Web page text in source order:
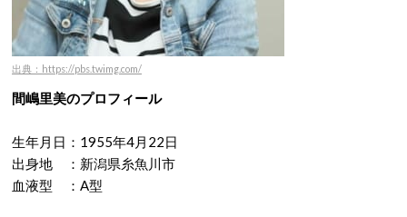
出典：https://pbs.twimg.com/
間嶋里美のプロフィール
生年月日：1955年4月22日
出身地 ：新潟県糸魚川市
血液型 ：A型